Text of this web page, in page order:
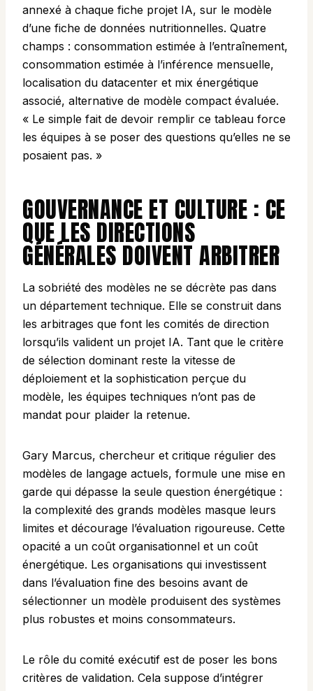
annexé à chaque fiche projet IA, sur le modèle
d’une fiche de données nutritionnelles. Quatre
champs : consommation estimée à l’entraînement,
consommation estimée à l’inférence mensuelle,
localisation du datacenter et mix énergétique
associé, alternative de modèle compact évaluée.
« Le simple fait de devoir remplir ce tableau force
les équipes à se poser des questions qu’elles ne se
posaient pas. »
GOUVERNANCE ET CULTURE : CE
QUE LES DIRECTIONS
GÉNÉRALES DOIVENT ARBITRER
La sobriété des modèles ne se décrète pas dans
un département technique. Elle se construit dans
les arbitrages que font les comités de direction
lorsqu’ils valident un projet IA. Tant que le critère
de sélection dominant reste la vitesse de
déploiement et la sophistication perçue du
modèle, les équipes techniques n’ont pas de
mandat pour plaider la retenue.
Gary Marcus, chercheur et critique régulier des
modèles de langage actuels, formule une mise en
garde qui dépasse la seule question énergétique :
la complexité des grands modèles masque leurs
limites et décourage l’évaluation rigoureuse. Cette
opacité a un coût organisationnel et un coût
énergétique. Les organisations qui investissent
dans l’évaluation fine des besoins avant de
sélectionner un modèle produisent des systèmes
plus robustes et moins consommateurs.
Le rôle du comité exécutif est de poser les bons
critères de validation. Cela suppose d’intégrer